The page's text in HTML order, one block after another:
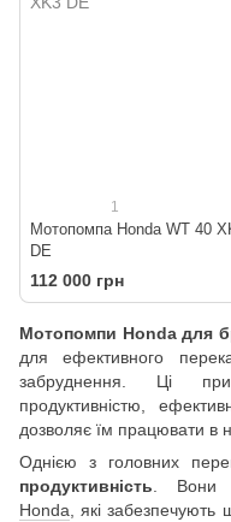
1
Мотопомпа Honda WT 40
DE
112 000 грн
Мотопомпи Honda для
для ефективного
забруднення. Ці
продуктивністю,
дозволяє їм працювати в
Однією з головних
продуктивність. Вони
Honda, які забезпечують